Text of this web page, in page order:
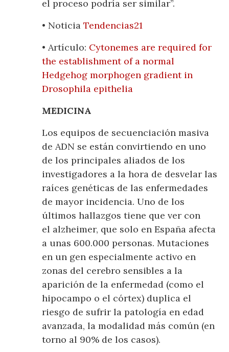
el proceso podría ser similar”.
• NoticiaTendencias21
• Artículo: Cytonemes are required for
the establishment of a normal
Hedgehog morphogen gradient in
Drosophila epithelia
MEDICINA
Los equipos de secuenciación masiva
de ADN se están convirtiendo en uno
de los principales aliados de los
investigadores a la hora de desvelar las
raíces genéticas de las enfermedades
de mayor incidencia. Uno de los
últimos hallazgos tiene que ver con
el alzheimer, que solo en España afecta
a unas 600.000 personas. Mutaciones
en un gen especialmente activo en
zonas del cerebro sensibles a la
aparición de la enfermedad (como el
hipocampo o el córtex) duplica el
riesgo de sufrir la patología en edad
avanzada, la modalidad más común (en
torno al 90% de los casos).